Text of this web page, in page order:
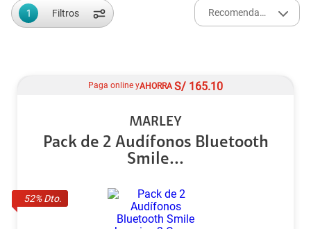
1 Filtros Recomendados
52% Dto.
Paga online yAHORRA S/ 165.10
MARLEY
Pack de 2 Audífonos Bluetooth
Smile...